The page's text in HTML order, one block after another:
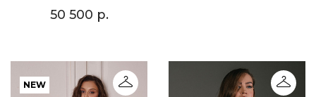
50 500 р.
NEW